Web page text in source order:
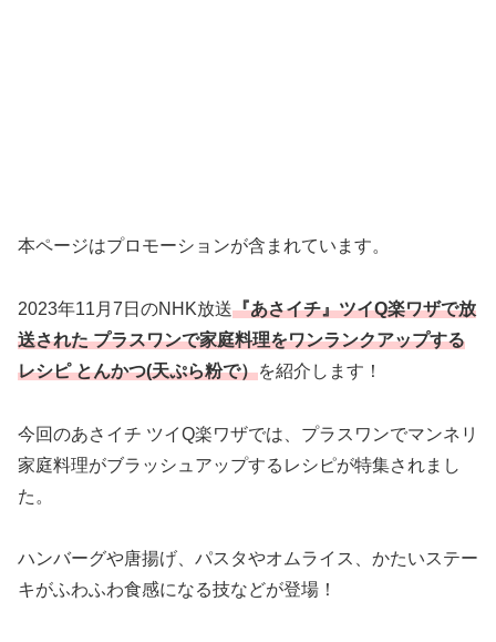
本ページはプロモーションが含まれています。
2023年11月7日のNHK放送『あさイチ』ツイQ楽ワザで放
送された プラスワンで家庭料理をワンランクアップする
レシピ とんかつ(天ぷら粉で）を紹介します！
今回のあさイチ ツイQ楽ワザでは、プラスワンでマンネリ
家庭料理がブラッシュアップするレシピが特集されまし
た。
ハンバーグや唐揚げ、パスタやオムライス、かたいステー
キがふわふわ食感になる技などが登場！